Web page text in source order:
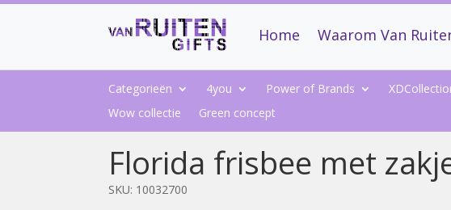
Home Waarom Van
Categorieën 4you Power of Brands
Wow collectie
Green concept
Florida frisbee met
SKU: 10032700